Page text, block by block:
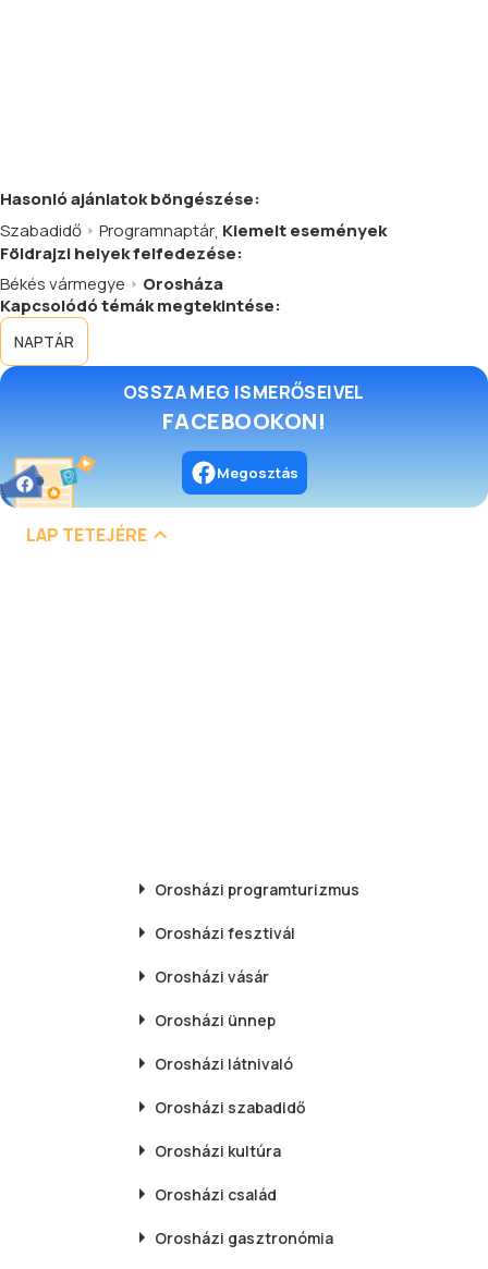
Hasonlóajánlatokböngészése:
Szabadidő
Programnaptár, Kiemelt események
Földrajzi helyek felfedezése:
Békés vármegye
Orosháza
Kapcsolódó témák megtekintése:
NAPTÁR
OSSZA MEG ISMERŐSEIVEL
FACEBOOKON!
Megosztás
LAP TETEJÉRE
Orosházi programturizmus
Orosházi fesztivál
Orosházi vásár
Orosházi ünnep
Orosházi látnivaló
Orosházi szabadidő
Orosházi kultúra
Orosházi család
Orosházi gasztronómia